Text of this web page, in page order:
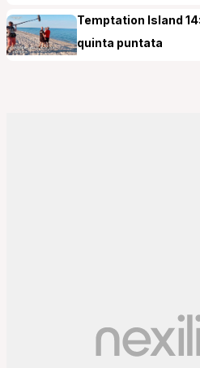
Temptation Island
quinta puntata